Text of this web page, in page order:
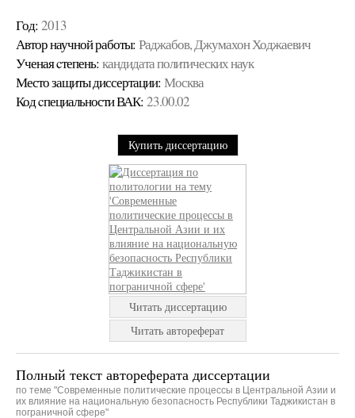
Год: 2013
Автор научной работы: Раджабов, Джумахон Ходжаевич
Ученая cтепень: кандидата политических наук
Место защиты диссертации: Москва
Код cпециальности ВАК: 23.00.02
Купить диссертацию
Читать диссертацию
Читать автореферат
Полный текст автореферата диссертации
по теме "Современные политические процессы в Центральной Азии и
их влияние на национальную безопасность Республики Таджикистан в
пограничной сфере"